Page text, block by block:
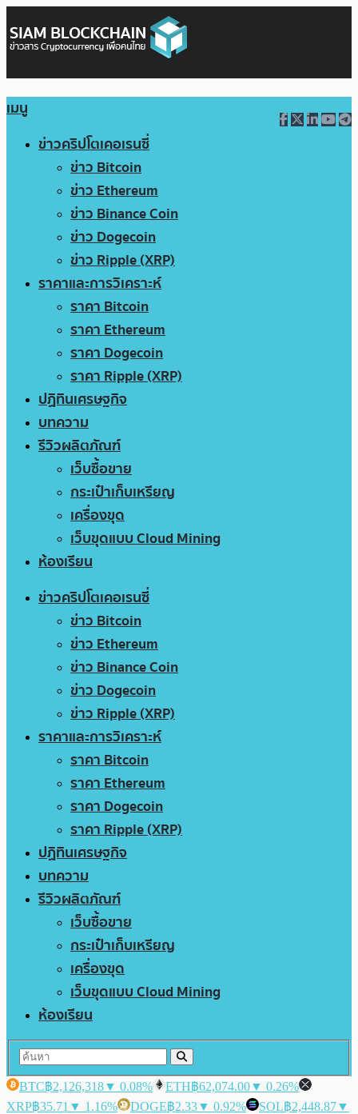
เมนู
ข่าวคริปโตเคอเรนซี่
ข่าว Bitcoin
ข่าว Ethereum
ข่าว Binance Coin
ข่าว Dogecoin
ข่าว Ripple (XRP)
ราคาและการวิเคราะห์
ราคา Bitcoin
ราคา Ethereum
ราคา Dogecoin
ราคา Ripple (XRP)
ปฏิทินเศรษฐกิจ
บทความ
รีวิวผลิตภัณฑ์
เว็บซื้อขาย
กระเป๋าเก็บเหรียญ
เครื่องขุด
เว็บขุดแบบ Cloud Mining
ห้องเรียน
ข่าวคริปโตเคอเรนซี่
ข่าว Bitcoin
ข่าว Ethereum
ข่าว Binance Coin
ข่าว Dogecoin
ข่าว Ripple (XRP)
ราคาและการวิเคราะห์
ราคา Bitcoin
ราคา Ethereum
ราคา Dogecoin
ราคา Ripple (XRP)
ปฏิทินเศรษฐกิจ
บทความ
รีวิวผลิตภัณฑ์
เว็บซื้อขาย
กระเป๋าเก็บเหรียญ
เครื่องขุด
เว็บขุดแบบ Cloud Mining
ห้องเรียน
BTC฿2,126,318▼ 0.08% ETH฿62,074.00▼ 0.26%
XRP฿35.71 ▼ 1.16% DOGE฿2.33▼ 0.92% SOL฿2,448.87▼